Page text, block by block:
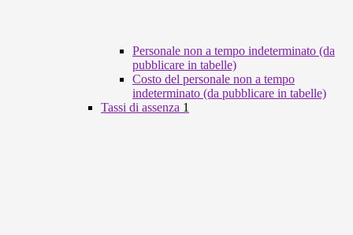
Personale non a tempo indeterminato (da
pubblicare in tabelle)
Costo del personale non a tempo
indeterminato (da pubblicare in tabelle)
Tassi di assenza 1